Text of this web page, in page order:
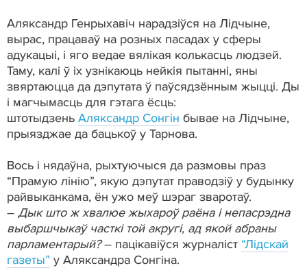
Аляксандр Генрыхавіч нарадзіўся на Лідчыне,
вырас, працаваў на розных пасадах у сферы
адукацыі, і яго ведае вялікая колькасць людзей.
Таму, калі ў іх узнікаюць нейкія пытанні, яны
звяртаюцца да дэпутата ў паўсядзённым жыцці. Ды
і магчымасць для гэтага ёсць:
штотыдзень Аляксандр Сонгін бывае на Лідчыне,
прыязджае да бацькоў у Тарнова.
Вось і нядаўна, рыхтуючыся да размовы праз
“Прамую лінію”, якую дэпутат праводзіў у будынку
райвыканкама, ён ужо меў шэраг зваротаў.
– Дык што ж хвалюе жыхароў раёна і непасрэдна
выбаршчыкаў часткі той акругі, ад якой абраны
парламентарый?– пацікавіўся журналіст “Лідскай
газеты” у Аляксандра Сонгіна.